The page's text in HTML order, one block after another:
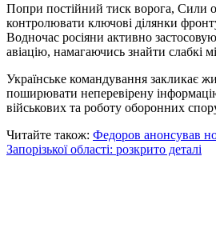
Попри постійний тиск ворога, Сили
контролювати ключові ділянки
Водночас росіяни активно
авіацію, намагаючись знайти слабкі
Українське командування закликає
поширювати неперевірену
військових та роботу оборонних
Читайте також: Федоров анонсував
Запорізької області: розкрито деталі